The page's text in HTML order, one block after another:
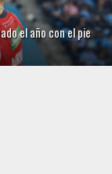
el año con el pie